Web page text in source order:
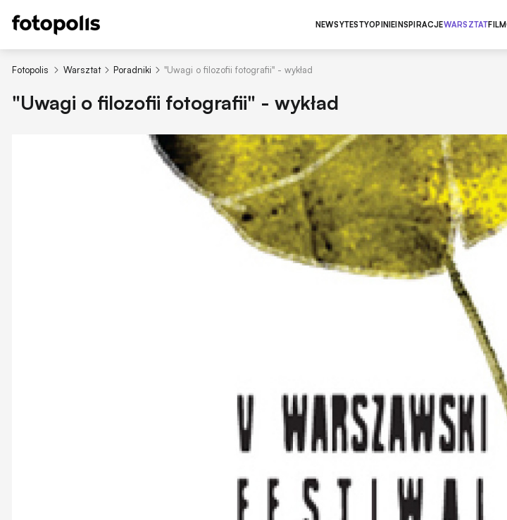
NEWSYTESTYOPINIEINSPIRACJEWARSZTAT
Fotopolis Warsztat Poradniki "Uwagi o filozofii fotografii" - wykład
"Uwagi o filozofii fotografii" - wykład